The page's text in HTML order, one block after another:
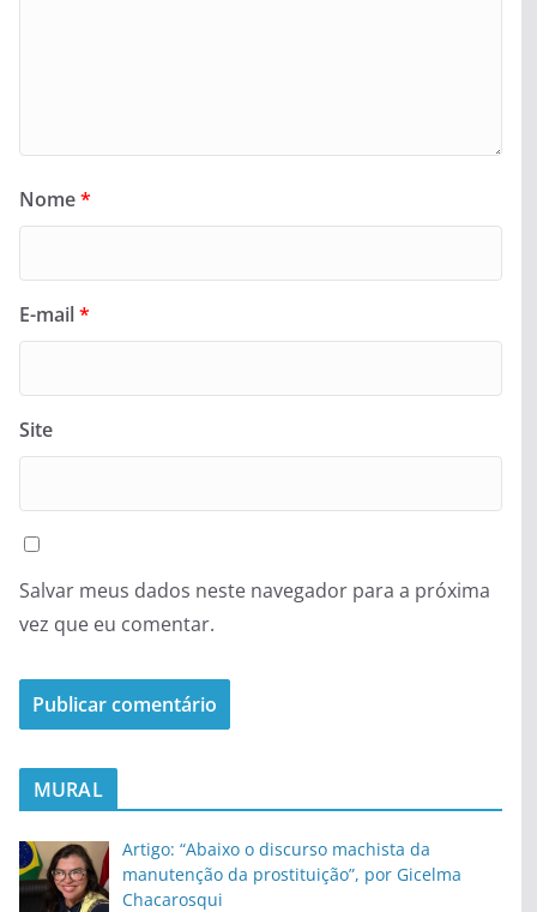
Nome*
E-mail*
Site
Salvar meus dados neste navegador para a próxima
vez que eu comentar.
MURAL
Artigo: “Abaixo o discurso machista da
manutenção da prostituição”, por Gicelma
Chacarosqui